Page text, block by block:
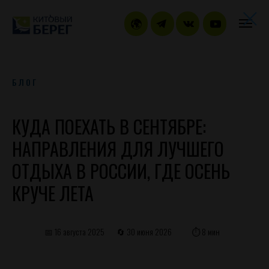
БЛОГ
КУДА ПОЕХАТЬ В СЕНТЯБРЕ:
НАПРАВЛЕНИЯ ДЛЯ ЛУЧШЕГО
ОТДЫХА В РОССИИ, ГДЕ ОСЕНЬ
КРУЧЕ ЛЕТА
📅 16 августа 2025 🔄 30 июня 2026 ⏱️ 8 мин